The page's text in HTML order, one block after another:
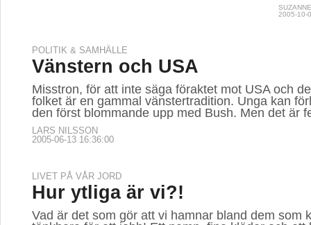
2005-10-
POLITIK & SAMHÄLLE
Vänstern och USA
Misstron, för att inte säga föraktet mot USA och
folket är en gammal vänstertradition. Unga kan
den först blommande upp med Bush. Men det är
LARS NILSSON
2005-06-13 16:36:00
LIVET PÅ VÅR JORD
Hur ytliga är vi?!
Vad är det som gör att vi hamnar bland dem som